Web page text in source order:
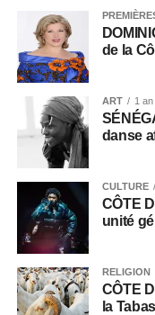
de la
ART 1 an .
danse
CULTURE
CÔTE
unité
RELIGION
CÔTE
la